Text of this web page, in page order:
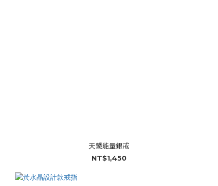
天鐵能量銀戒
NT$1,450